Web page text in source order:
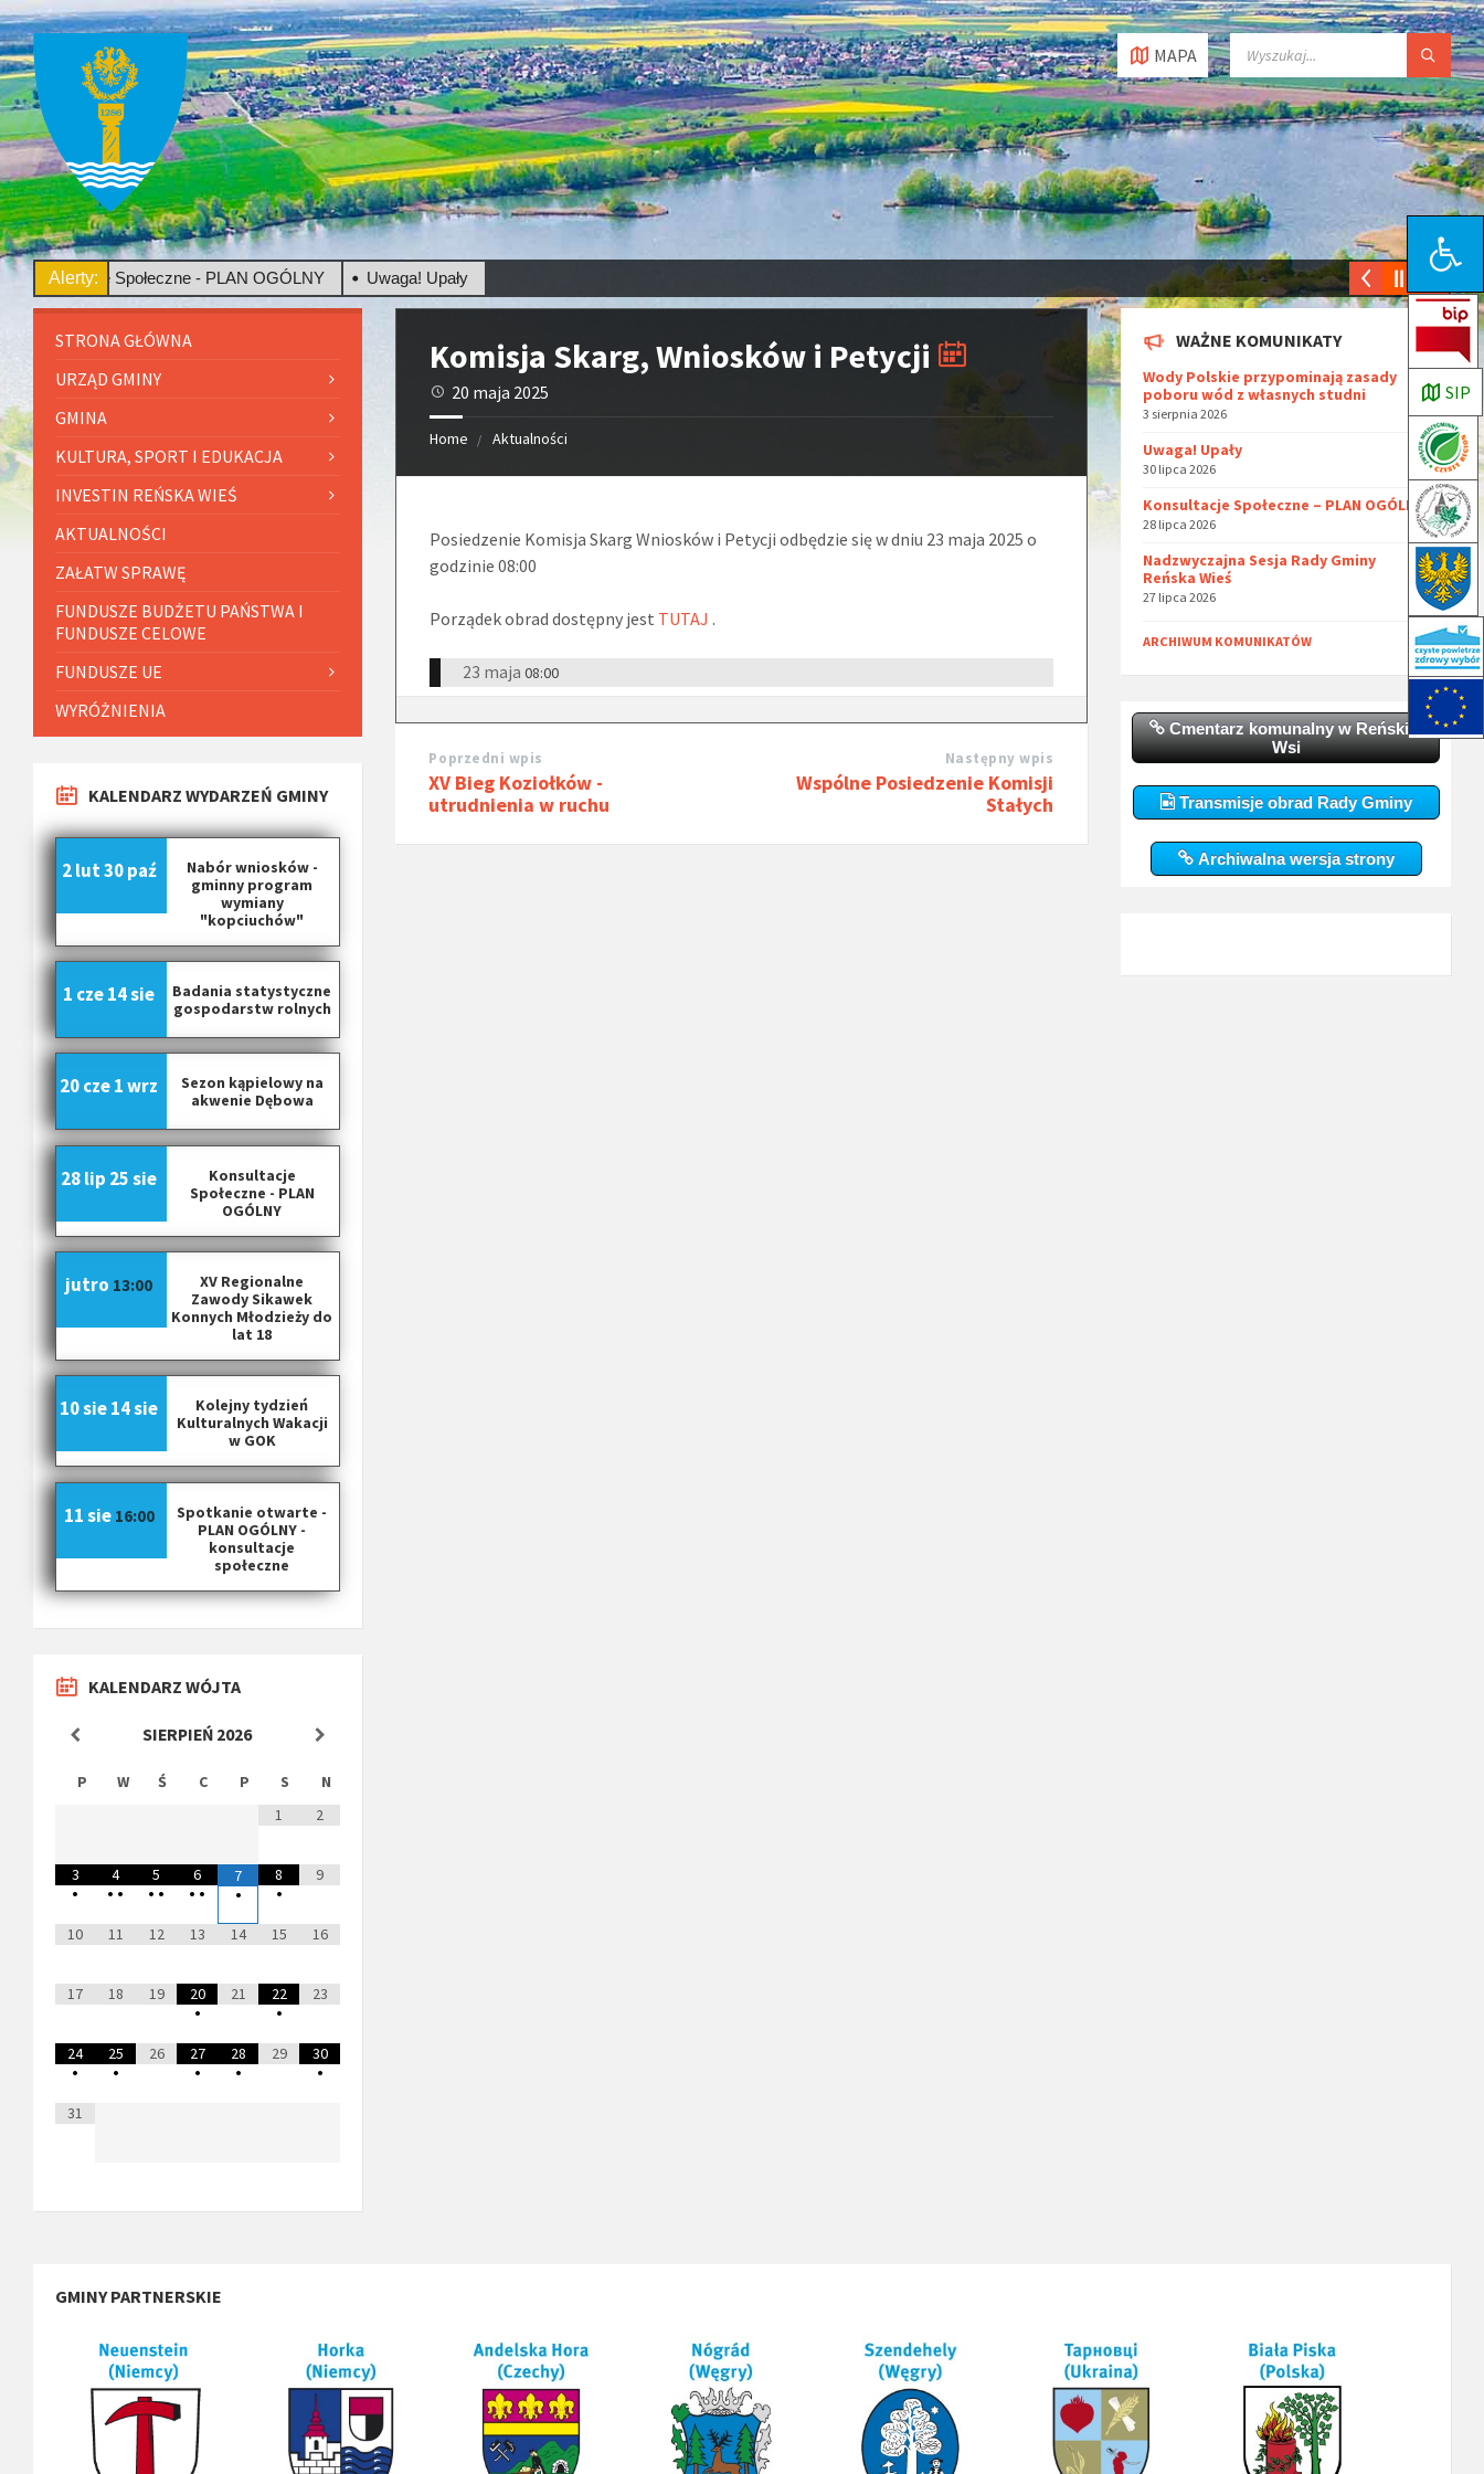
Open toolbar
SIP
MAPA
Alerty:Społeczne - PLAN OGÓLNY Uwaga! Upały
Komisja Skarg, Wniosków i Petycji
20 maja 2025
Home Aktualności
Posiedzenie Komisja Skarg Wniosków i Petycji odbędzie się w dniu 23 maja 2025 o
godzinie 08:00
Porządek obrad dostępny jest TUTAJ .
23 maja 08:00
Poprzedni wpis
XV Bieg Koziołków -
utrudnienia w ruchu
Następny wpis
Wspólne Posiedzenie Komisji
Stałych
STRONA GŁÓWNA
URZĄD GMINY
GMINA
KULTURA, SPORT I EDUKACJA
INVESTIN REŃSKA WIEŚ
AKTUALNOŚCI
ZAŁATW SPRAWĘ
FUNDUSZE BUDŻETU PAŃSTWA I
FUNDUSZE CELOWE
FUNDUSZE UE
WYRÓŻNIENIA
KALENDARZ WYDARZEŃ GMINY
Nabór wniosków -
gminny program
wymiany
"kopciuchów"
2 lut30 paź
Badania statystyczne
gospodarstw rolnych
1 cze14 sie
Sezon kąpielowy na
akwenie Dębowa
20 cze1 wrz
Konsultacje
Społeczne - PLAN
OGÓLNY
28 lip 25 sie
XV Regionalne
Zawody Sikawek
Konnych Młodzieży do
lat 18
jutro 13:00
Kolejny tydzień
Kulturalnych Wakacji
w GOK
10 sie14 sie
Spotkanie otwarte -
PLAN OGÓLNY -
konsultacje
społeczne
11 sie 16:00
KALENDARZ WÓJTA
SIERPIEŃ 2026
P W Ś C P S
N
1
2
3
•
4
• •
5
• •
6
• •
7
•
8
•
9
10 11 12 13 14 15 16
17 18 19
20
•
21
22
•
23
24
•
25
•
26
27
•
28
•
29
30
•
31
WAŻNE KOMUNIKATY
Wody Polskie przypominają zasady
poboru wód z własnych studni
3 sierpnia 2026
Uwaga! Upały
30 lipca 2026
Konsultacje Społeczne – PLAN OGÓLNY
28 lipca 2026
Nadzwyczajna Sesja Rady Gminy
Reńska Wieś
27 lipca 2026
ARCHIWUM KOMUNIKATÓW
Cmentarz komunalny w Reńskiej
Wsi
Transmisje obrad Rady Gminy
Archiwalna wersja strony
GMINY PARTNERSKIE